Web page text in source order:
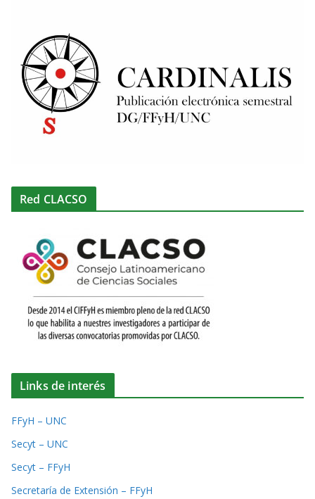
Red CLACSO
Links de interés
FFyH – UNC
Secyt – UNC
Secyt – FFyH
Secretaría de Extensión – FFyH